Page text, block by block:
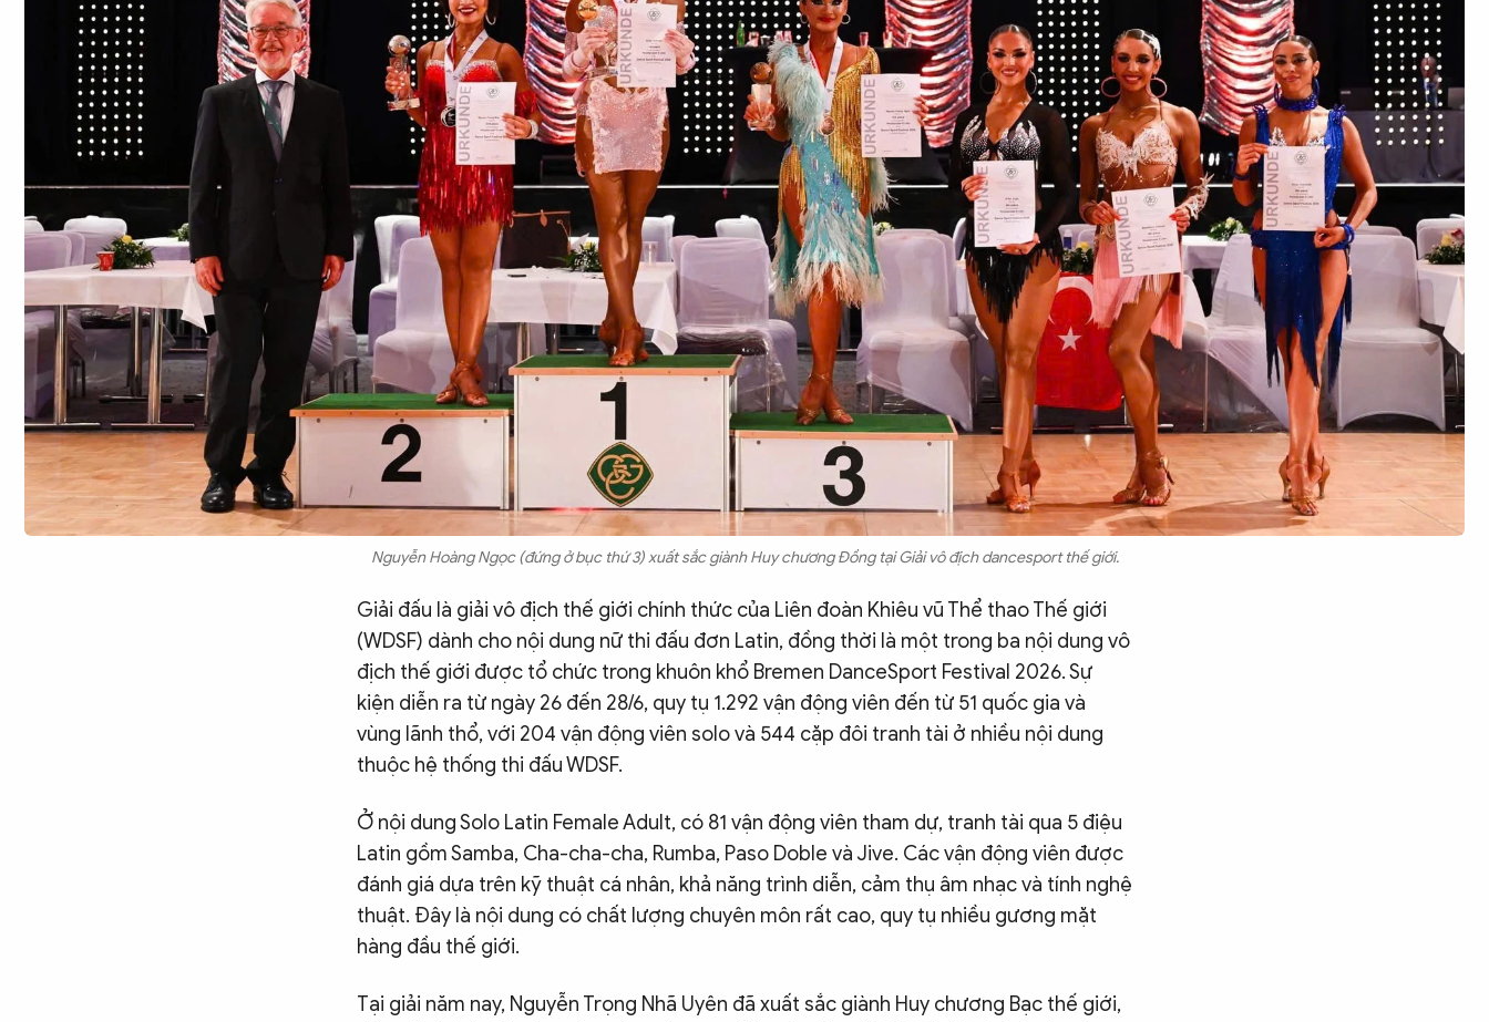
Chuyên trang An ninh thế giới
Văn nghệ Công an
Nguyễn Hoàng Ngọc (đứng ở bục thứ 3) xuất sắc giành Huy chương Đồng tại Giải vô địch dancesport thế giới.
Giải đấu là giải vô địch thế giới chính thức của Liên đoàn Khiêu vũ Thể thao Thế giới
(WDSF) dành cho nội dung nữ thi đấu đơn Latin, đồng thời là một trong ba nội dung vô
địch thế giới được tổ chức trong khuôn khổ Bremen DanceSport Festival 2026. Sự
kiện diễn ra từ ngày 26 đến 28/6, quy tụ 1.292 vận động viên đến từ 51 quốc gia và
vùng lãnh thổ, với 204 vận động viên solo và 544 cặp đôi tranh tài ở nhiều nội dung
thuộc hệ thống thi đấu WDSF.
Ở nội dung Solo Latin Female Adult, có 81 vận động viên tham dự, tranh tài qua 5 điệu
Latin gồm Samba, Cha-cha-cha, Rumba, Paso Doble và Jive. Các vận động viên được
đánh giá dựa trên kỹ thuật cá nhân, khả năng trình diễn, cảm thụ âm nhạc và tính nghệ
thuật. Đây là nội dung có chất lượng chuyên môn rất cao, quy tụ nhiều gương mặt
hàng đầu thế giới.
Tại giải năm nay, Nguyễn Trọng Nhã Uyên đã xuất sắc giành Huy chương Bạc thế giới,